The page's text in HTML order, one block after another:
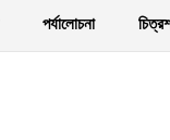
পর্যালোচনা